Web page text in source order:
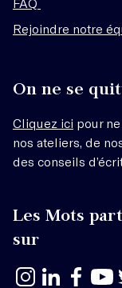
Rejoindre notre
On ne se
Cliquez ici pour
nos ateliers, de
des conseils
Les Mots
sur